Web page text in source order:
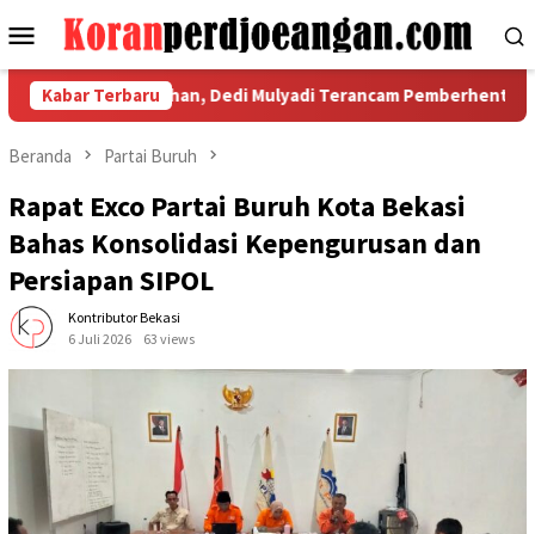
ke
Menu
Mobile
Kabar Terbaru
Berkesudahan, Dedi Mulyadi Terancam Pemberhentian
Beranda Partai Buruh
Rapat Exco Partai Buruh Kota Bekasi
Bahas Konsolidasi Kepengurusan dan
Persiapan SIPOL
Kontributor Bekasi
6 Juli 2026
63 views